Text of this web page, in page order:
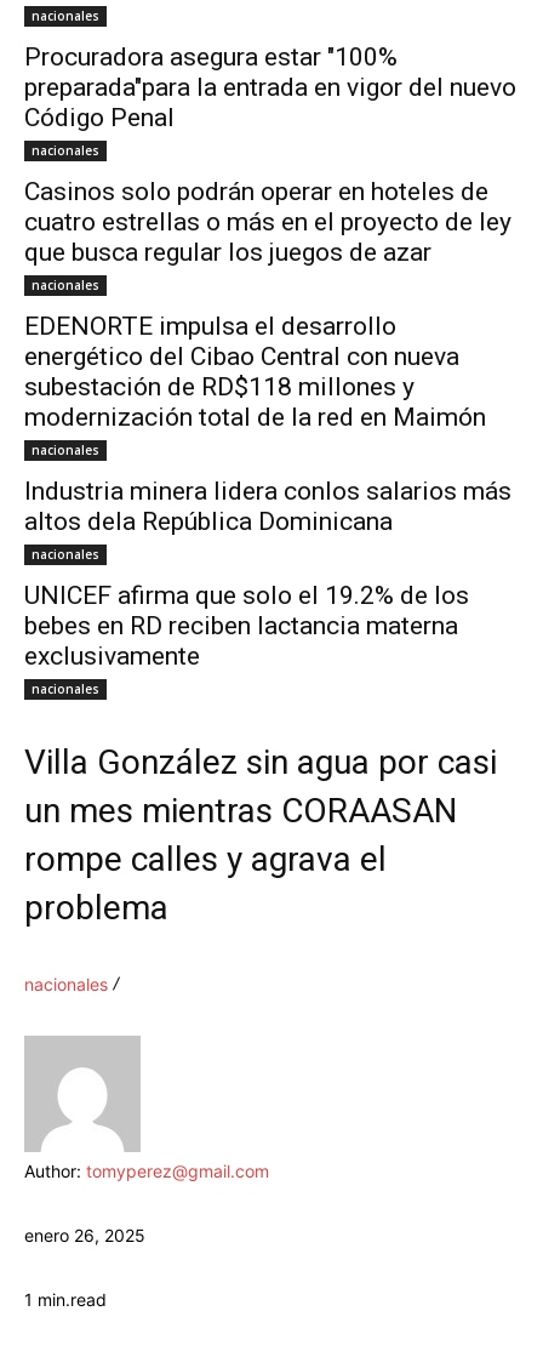
nacionales
Procuradora asegura estar "100%
preparada"para la entrada en vigor del nuevo
Código Penal
nacionales
Casinos solo podrán operar en hoteles de
cuatro estrellas o más en el proyecto de ley
que busca regular los juegos de azar
nacionales
EDENORTE impulsa el desarrollo
energético del Cibao Central con nueva
subestación de RD$118 millones y
modernización total de la red en Maimón
nacionales
Industria minera lidera conlos salarios más
altos dela República Dominicana
nacionales
UNICEF afirma que solo el 19.2% de los
bebes en RD reciben lactancia materna
exclusivamente
nacionales
Villa González sin agua por casi
un mes mientras CORAASAN
rompe calles y agrava el
problema
nacionales
Author: tomyperez@gmail.com
enero 26, 2025
1 min.read